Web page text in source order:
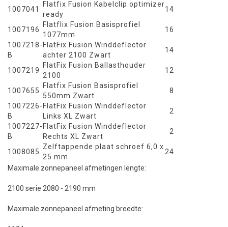
1007041
Flatfix Fusion Kabelclip optimizer
ready
14
1007196
Flatflix Fusion Basisprofiel
1077mm
16
1007218-
B
FlatFix Fusion Winddeflector
achter 2100 Zwart
14
1007219
FlatFix Fusion Ballasthouder
2100
12
1007655
Flatfix Fusion Basisprofiel
550mm Zwart
8
1007226-
B
FlatFix Fusion Winddeflector
Links XL Zwart
2
1007227-
B
FlatFix Fusion Winddeflector
Rechts XL Zwart
2
1008085
Zelftappende plaat schroef 6,0 x
25 mm
24
Maximale zonnepaneel afmetingen lengte:
2100 serie 2080 - 2190 mm
Maximale zonnepaneel afmeting breedte: